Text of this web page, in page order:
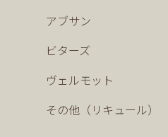
アブサン
ビターズ
ヴェルモット
その他（リキュール）